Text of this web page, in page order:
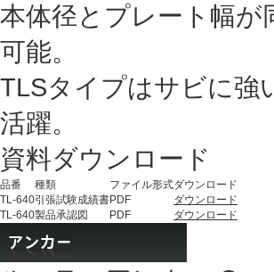
本体径とプレート幅
可能。
TLSタイプはサビに強
活躍。
資料ダウンロード
品番 種類 ファイル形式ダウンロード
TL-640引張試験成績書PDF
ダウンロード
TL-640製品承認図 PDF ダウンロード